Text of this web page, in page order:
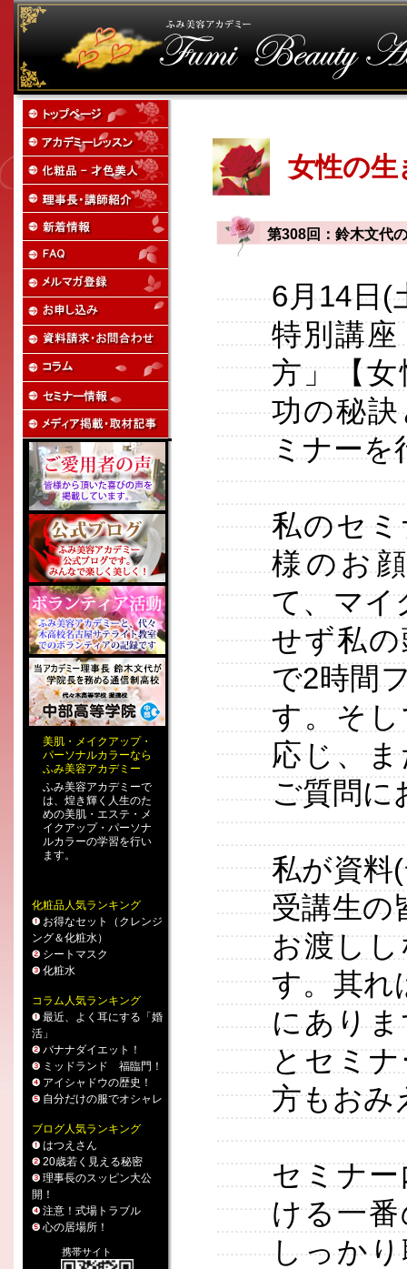
美肌 ・ メイクアップ・
パーソナルカラーなら
ふみ美容アカデミー
ふみ美容アカデミーで
は、煌き輝く人生のた
めの美肌・エステ ・ メ
イクアップ・ パーソナ
ルカラーの学習を行い
ます。
化粧品人気ランキング
お得なセット（クレンジ
ング＆化粧水）
シートマスク
化粧水
コラム人気ランキング
最近、よく耳にする「婚
活」
バナナダイエット！
ミッドランド 福臨門！
アイシャドウの歴史！
自分だけの服でオシャレ
ブログ人気ランキング
はつえさん
20歳若く見える秘密
理事長のスッピン大公
開！
注意！式場トラブル
心の居場所！
携帯サイト
女性の
第308回：鈴木文代
6月14日(
特別講
方」【
功の秘
ミナーを
私のセ
様のお
て、マイ
せず私
で2時間
す。そ
応じ、
ご質問に
私が資料
受講生の
お渡し
す。其れ
にあり
とセミ
方もおみ
セミナ
ける一
しっか